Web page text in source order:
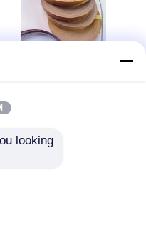
für die
looking